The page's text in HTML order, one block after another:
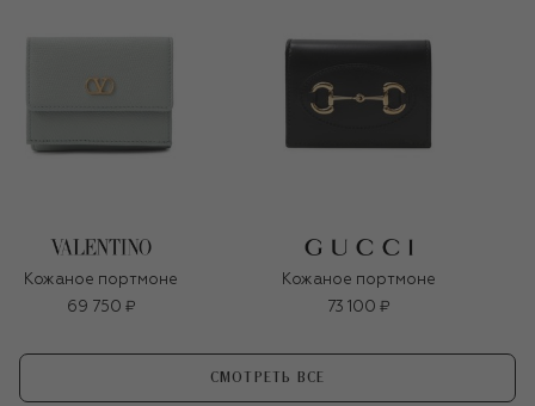
Кожаное портмоне
69 750 ₽
Кожаное портмоне
73 100 ₽
СМОТРЕТЬ ВСЕ